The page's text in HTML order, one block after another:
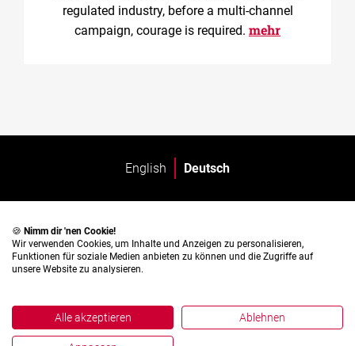
regulated industry, before a multi-channel
campaign, courage is required. mehr
English Deutsch
🍪 Nimm dir 'nen Cookie!
Wir verwenden Cookies, um Inhalte und Anzeigen zu personalisieren,
Funktionen für soziale Medien anbieten zu können und die Zugriffe auf
unsere Website zu analysieren.
Alle akzeptieren Ablehnen